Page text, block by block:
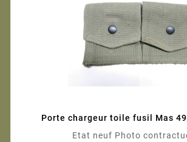
Porte chargeur toile fusil Mas
Etat neuf Photo